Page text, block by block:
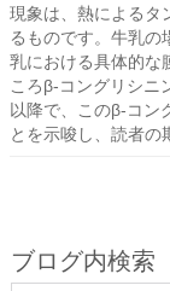
現象は、熱によるタ
るものです。牛乳の
乳における具体的な
ころβ-コングリシニ
以降で、このβ-コン
とを示唆し、読者の
ブログ内検索